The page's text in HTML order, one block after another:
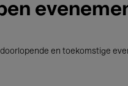
en toekomstige